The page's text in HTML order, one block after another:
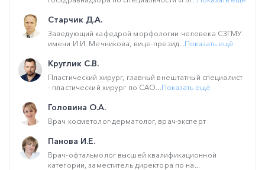
Старчик Д.А.
Заведующий кафедрой морфологии человека СЗГМУ
имени И.И. Мечникова, вице-презид...Показать ещё
Круглик С.В.
Пластический хирург, главный внештатный специалист
- пластический хирург по САО...Показать ещё
Головина О.А.
Врач косметолог-дерматолог, врач-эксперт
Панова И.Е.
Врач-офтальмолог высшей квалификационной
категории, заместитель директора по на...